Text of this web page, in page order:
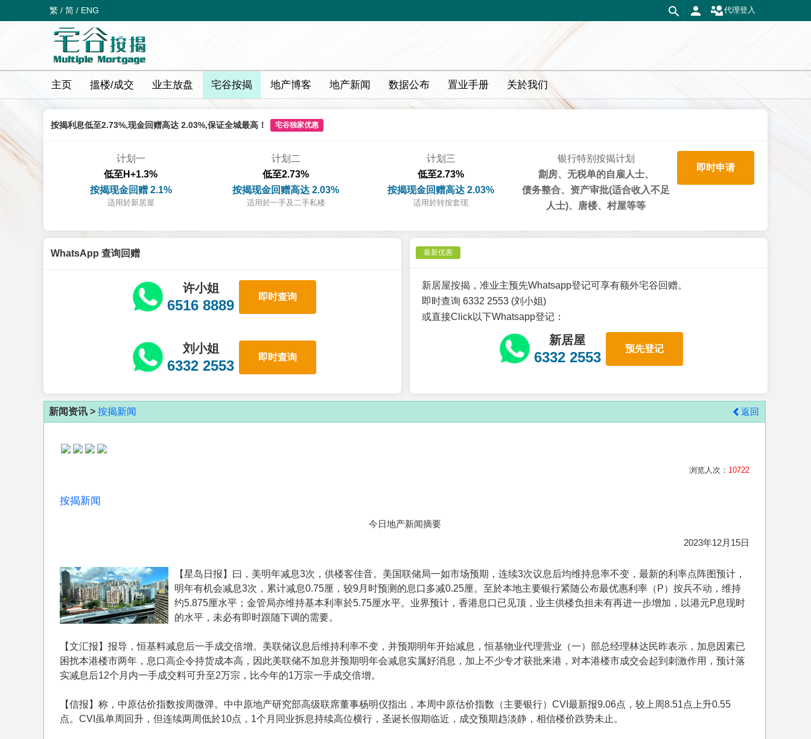
繁 / 简 / ENG 代理登入
主页 搵楼/成交 业主放盘 宅谷按揭 地产博客 地产新闻 数据公布 置业手册 关於我们
按揭利息低至2.73%,现金回赠高达 2.03%,保证全城最高！ 宅谷独家优惠
计划一
低至H+1.3%
按揭现金回赠 2.1%
适用於新居屋
计划二
低至2.73%
按揭现金回赠高达 2.03%
适用於一手及二手私楼
计划三
低至2.73%
按揭现金回赠高达 2.03%
适用於转按套现
银行特别按揭计划
劏房、无税单的自雇人士、
债务整合、资产审批(适合收入不足
人士)、唐楼、村屋等等
即时申请
WhatsApp 查询回赠
许小姐
6516 8889
即时查询
刘小姐
6332 2553
即时查询
最新优惠
新居屋按揭，准业主预先Whatsapp登记可享有额外宅谷回赠。
即时查询 6332 2553 (刘小姐)
或直接Click以下Whatsapp登记：
新居屋
6332 2553
预先登记
新闻资讯 > 按揭新闻 返回
浏览人次： 10722
按揭新闻
今日地产新闻摘要
2023年12月15日
【星岛日报】曰，美明年减息3次，供楼客佳音。美国联储局一如市场预期，连续3次议息后均维持息率不变，最新的利率点阵图预计，
明年有机会减息3次，累计减息0.75厘，较9月时预测的息口多减0.25厘。至於本地主要银行紧随公布最优惠利率（P）按兵不动，维持
约5.875厘水平；金管局亦维持基本利率於5.75厘水平。业界预计，香港息口已见顶，业主供楼负担未有再进一步增加，以港元P息现时
的水平，未必有即时跟随下调的需要。
【文汇报】报导，恒基料减息后一手成交倍增。美联储议息后维持利率不变，并预期明年开始减息，恒基物业代理营业（一）部总经理林达民昨表示，加息因素已
困扰本港楼市两年，息口高企令持货成本高，因此美联储不加息并预期明年会减息实属好消息，加上不少专才获批来港，对本港楼市成交会起到刺激作用，预计落
实减息后12个月内一手成交料可升至2万宗，比今年的1万宗一手成交倍增。
【信报】称，中原估价指数按周微弹。中中原地产研究部高级联席董事杨明仪指出，本周中原估价指数（主要银行）CVI最新报9.06点，较上周8.51点上升0.55
点。CVI虽单周回升，但连续两周低於10点，1个月同业拆息持续高位横行，圣诞长假期临近，成交预期趋淡静，相信楼价跌势未止。